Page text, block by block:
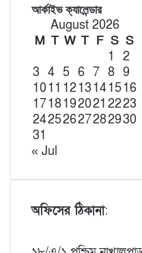
আর্কাইভ ক্যালেন্ডার
August 2026
M T W T F S S
1
2
3 4 5 6 7 8 9
1011 1213141516
1718192021 2223
24252627282930
31
« Jul
অফিসের ঠিকানা: